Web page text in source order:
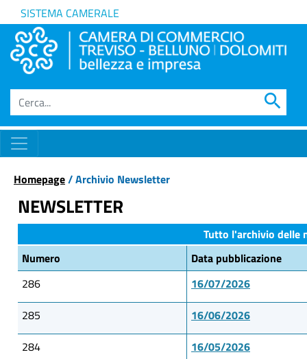
SISTEMA CAMERALE
search
Homepage/ Archivio Newsletter
NEWSLETTER
Tutto l'archivio delle
Numero
Data pubblicazione
286
16/07/2026
285
16/06/2026
284
16/05/2026